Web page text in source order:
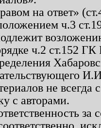
на ответ»
ч.3
ч.2 ст.152
не
с авторами.